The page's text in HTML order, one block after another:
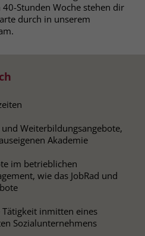
Stunden Woche stehen dir
durch in unserem
Weiterbildungsangebote,
Akademie
im betrieblichen
wie das JobRad und
inmitten eines
Sozialunternehmens
des Benutzers bei
liebenau.de
die Einstellungen
diese Website zu speichern.
gewährleistet, dass
derselben
eines Benutzers
und in einer einzigen